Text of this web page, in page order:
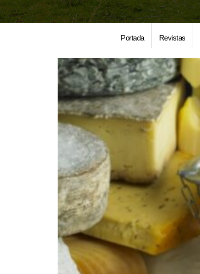
Portada Revistas